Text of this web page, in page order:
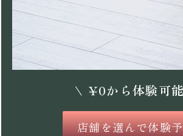
\ ¥0から体験可
店舗を選んで体験